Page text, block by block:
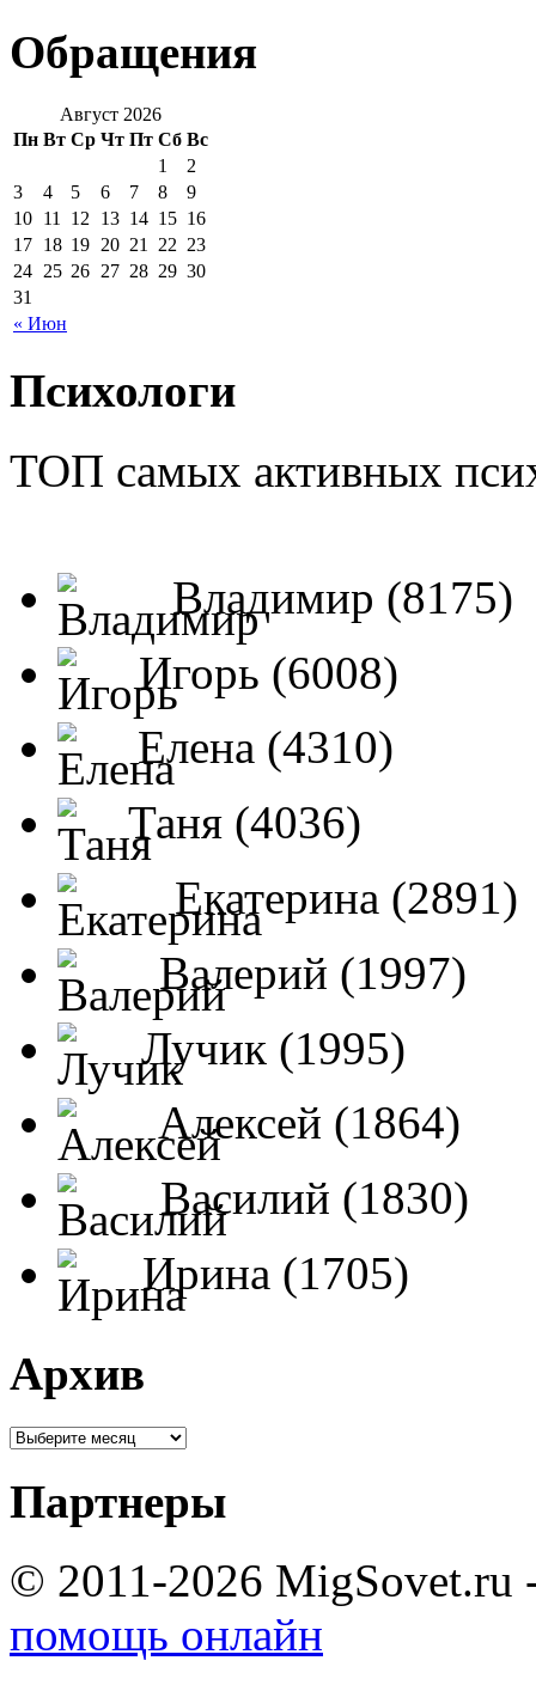
Обращения
Август 2026
Пн Вт Ср Чт Пт Сб Вс
« Июн
1
2
3
4 5 6 7 8
9
10 11 12 13 14 15 16
17 18 19 20 21 22 23
24 25 26 27 28 29 30
31
Психологи
ТОП самых активных
Владимир (8175)
Игорь (6008)
Елена (4310)
Таня (4036)
Екатерина (2891)
Валерий (1997)
Лучик (1995)
Алексей (1864)
Василий (1830)
Ирина (1705)
Архив
Партнеры
© 2011-2026 MigSovet.ru
помощь онлайн